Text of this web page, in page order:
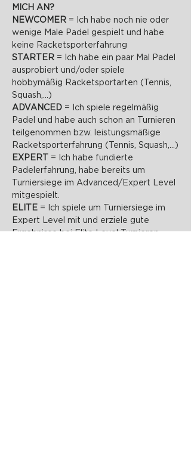
MICH AN?
NEWCOMER = Ich habe noch nie oder
wenige Male Padel gespielt und habe
keine Racketsporterfahrung
STARTER = Ich habe ein paar Mal Padel
ausprobiert und/oder spiele
hobbymäßig Racketsportarten (Tennis,
Squash,...)
ADVANCED = Ich spiele regelmäßig
Padel und habe auch schon an Turnieren
teilgenommen bzw. leistungsmäßige
Racketsporterfahrung (Tennis, Squash,...)
EXPERT = Ich habe fundierte
Padelerfahrung, habe bereits um
Turniersiege im Advanced/Expert Level
mitgespielt.
ELITE = Ich spiele um Turniersiege im
Expert Level mit und erziele gute
Ergebnisse bei Elite Level Turnieren